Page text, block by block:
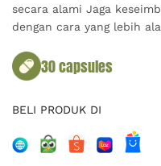
secara alami Jaga
dengan cara yang lebih
30 capsules
BELI PRODUK DI